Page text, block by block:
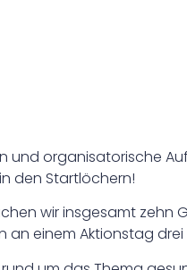
und organisatorische
den Startlöchern!
wir insgesamt
an einem Aktionstag